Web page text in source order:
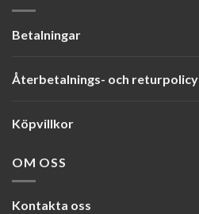
Betalningar
Återbetalnings- och returpolicy
Köpvillkor
OM OSS
Kontakta oss